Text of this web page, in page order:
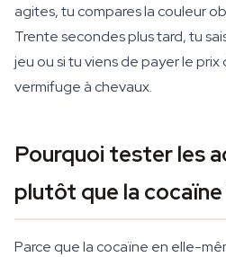
agites, tu compares la couleur
Trente secondes plus tard, tu
jeu ou si tu viens de payer le
vermifuge à chevaux.
Pourquoi tester les
plutôt que la cocaïne
Parce que la cocaïne en elle-